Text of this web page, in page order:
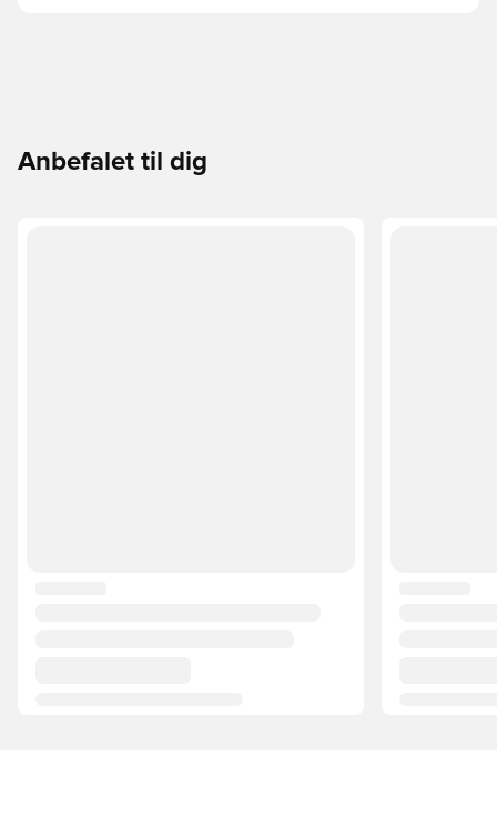
Anbefalet til dig